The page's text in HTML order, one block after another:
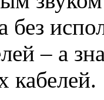
– а
кабелей.